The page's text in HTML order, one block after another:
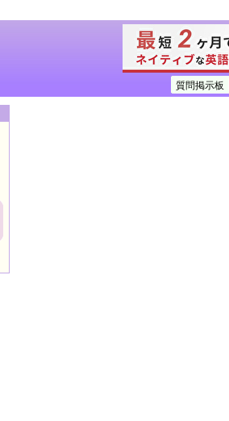
質問掲示板